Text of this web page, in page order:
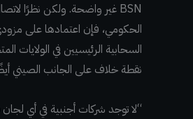
الحكومي، فإن اعتمادها على
السحابية الرئيسيين في الولايات
نقطة خلاف على الجانب الصيني
“لا توجد شركات أجنبية في أي